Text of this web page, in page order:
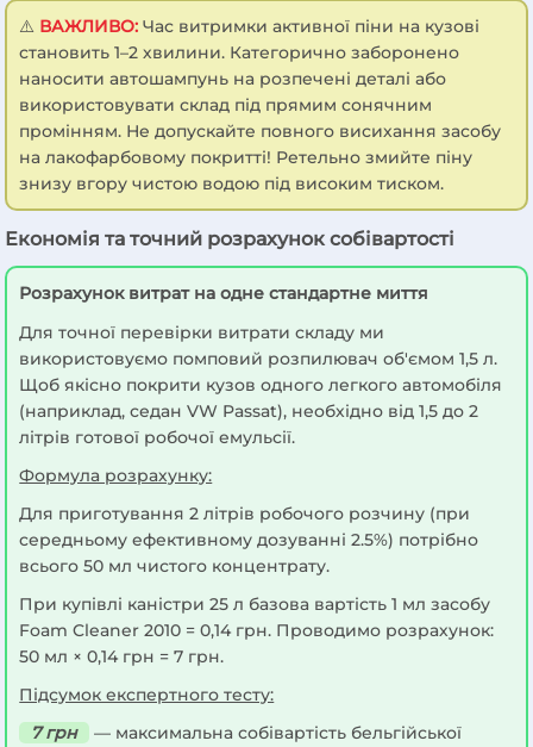
⚠️ ВАЖЛИВО: Час витримки активної піни на кузові
становить 1–2 хвилини. Категорично заборонено
наносити автошампунь на розпечені деталі або
використовувати склад під прямим сонячним
промінням. Не допускайте повного висихання засобу
на лакофарбовому покритті! Ретельно змийте піну
знизу вгору чистою водою під високим тиском.
Економія та точний розрахунок собівартості
Розрахунок витрат на одне стандартне миття
Для точної перевірки витрати складу ми
використовуємо помповий розпилювач об'ємом 1,5 л.
Щоб якісно покрити кузов одного легкого автомобіля
(наприклад, седан VW Passat), необхідно від 1,5 до 2
літрів готової робочої емульсії.
Формула розрахунку:
Для приготування 2 літрів робочого розчину (при
середньому ефективному дозуванні 2.5%) потрібно
всього 50 мл чистого концентрату.
При купівлі каністри 25 л базова вартість 1 мл засобу
Foam Cleaner 2010 = 0,14 грн. Проводимо розрахунок:
50 мл × 0,14 грн = 7 грн.
Підсумок експертного тесту:
7 грн
— максимальна собівартість бельгійської